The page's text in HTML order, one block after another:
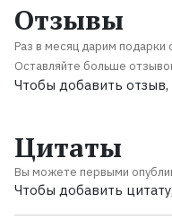
Отзывы
Раз в месяц дарим подарки
Оставляйте больше
Чтобы добавить
Цитаты
Вы можете первыми
Чтобы добавить